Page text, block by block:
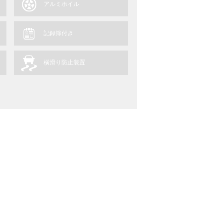
アルミホイル
記録簿付き
横滑り防止装置